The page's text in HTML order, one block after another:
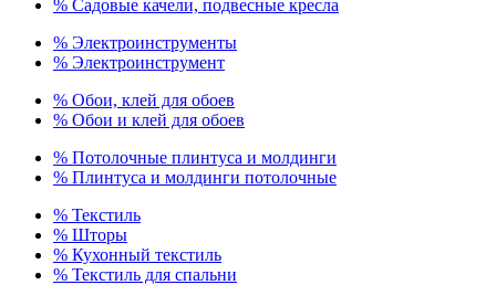
% Садовые качели, подвесные кресла
% Электроинструменты
% Электроинструмент
% Обои, клей для обоев
% Обои и клей для обоев
% Потолочные плинтуса и молдинги
% Плинтуса и молдинги потолочные
% Текстиль
% Шторы
% Кухонный текстиль
% Текстиль для спальни